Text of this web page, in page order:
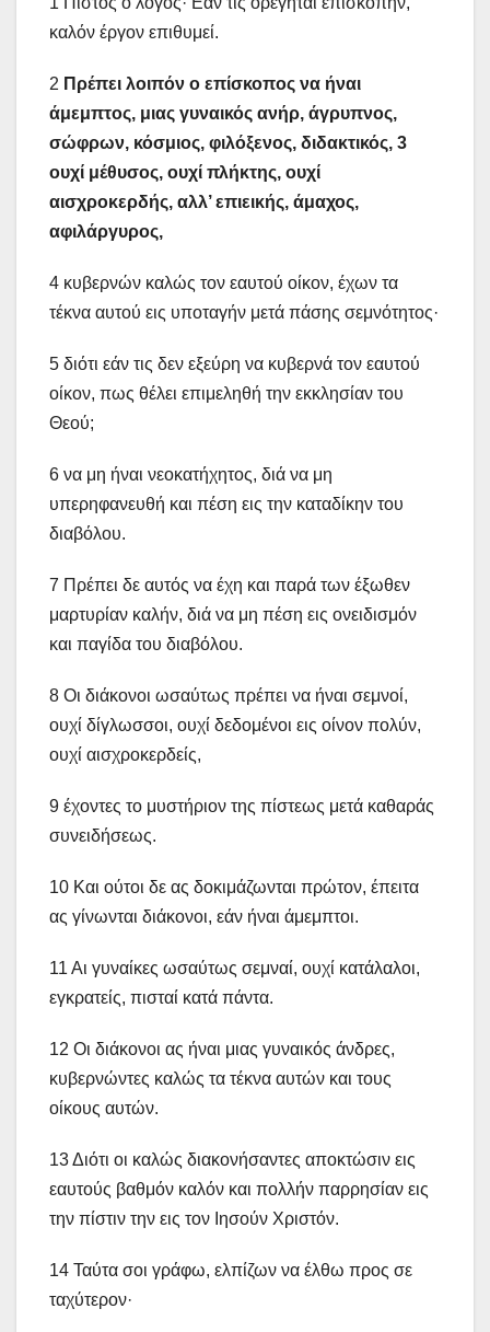
καλόν έργον επιθυμεί.
2 Πρέπει λοιπόν ο επίσκοπος να ήναι
άμεμπτος, μιας γυναικός ανήρ, άγρυπνος,
σώφρων, κόσμιος, φιλόξενος, διδακτικός, 3
ουχί μέθυσος, ουχί πλήκτης, ουχί
αισχροκερδής, αλλ’ επιεικής, άμαχος,
αφιλάργυρος,
4 κυβερνών καλώς τον εαυτού οίκον, έχων τα
τέκνα αυτού εις υποταγήν μετά πάσης σεμνότητος·
5 διότι εάν τις δεν εξεύρη να κυβερνά τον εαυτού
οίκον, πως θέλει επιμεληθή την εκκλησίαν του
Θεού;
6 να μη ήναι νεοκατήχητος, διά να μη
υπερηφανευθή και πέση εις την καταδίκην του
διαβόλου.
7 Πρέπει δε αυτός να έχη και παρά των έξωθεν
μαρτυρίαν καλήν, διά να μη πέση εις ονειδισμόν
και παγίδα του διαβόλου.
8 Οι διάκονοι ωσαύτως πρέπει να ήναι σεμνοί,
ουχί δίγλωσσοι, ουχί δεδομένοι εις οίνον πολύν,
ουχί αισχροκερδείς,
9 έχοντες το μυστήριον της πίστεως μετά καθαράς
συνειδήσεως.
10 Και ούτοι δε ας δοκιμάζωνται πρώτον, έπειτα
ας γίνωνται διάκονοι, εάν ήναι άμεμπτοι.
11 Αι γυναίκες ωσαύτως σεμναί, ουχί κατάλαλοι,
εγκρατείς, πισταί κατά πάντα.
12 Οι διάκονοι ας ήναι μιας γυναικός άνδρες,
κυβερνώντες καλώς τα τέκνα αυτών και τους
οίκους αυτών.
13 Διότι οι καλώς διακονήσαντες αποκτώσιν εις
εαυτούς βαθμόν καλόν και πολλήν παρρησίαν εις
την πίστιν την εις τον Ιησούν Χριστόν.
14 Ταύτα σοι γράφω, ελπίζων να έλθω προς σε
ταχύτερον·